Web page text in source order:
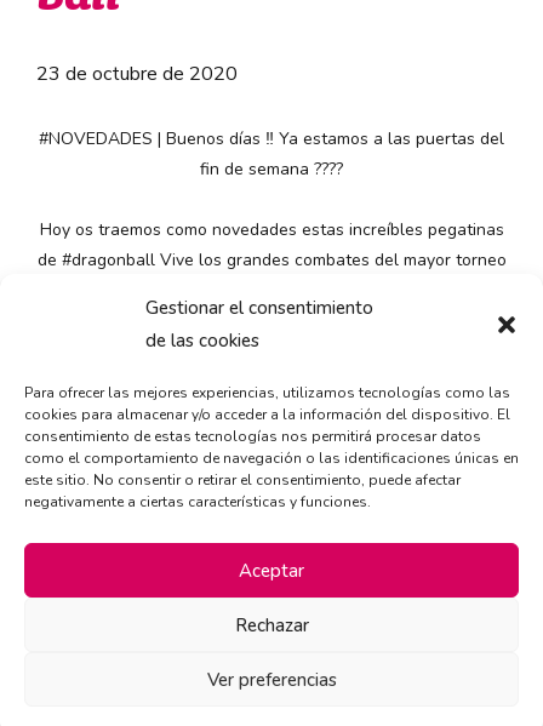
Gestionar el consentimiento
de las cookies
Para ofrecer las mejores experiencias, utilizamos tecnologías como las
cookies para almacenar y/o acceder a la información del dispositivo. El
consentimiento de estas tecnologías nos permitirá procesar datos
como el comportamiento de navegación o las identificaciones únicas en
este sitio. No consentir o retirar el consentimiento, puede afectar
negativamente a ciertas características y funciones.
Aceptar
Rechazar
Ver preferencias
23 de octubre de 2020
#NOVEDADES | Buenos días ‼️ Ya estamos a las puertas del
fin de semana ????
Hoy os traemos como novedades estas increíbles pegatinas
de #dragonballVive los grandes combates del mayor torneo
Solo tienes que visitarnos en:
???? c/ Morse 20, Getafe
???? 91 665 26 82
???? info@biggergolosinas.com
???? www.biggergolosinas.com
#dragonball